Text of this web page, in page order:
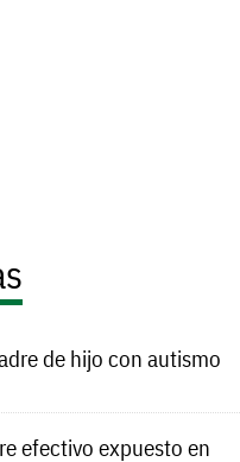
de hijo con autismo
efectivo expuesto en